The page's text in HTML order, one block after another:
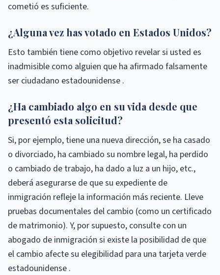
cometió es suficiente.
¿Alguna vez has votado en Estados Unidos?
Esto también tiene como objetivo revelar si usted es
inadmisible como alguien que ha afirmado falsamente
ser ciudadano estadounidense .
¿Ha cambiado algo en su vida desde que
presentó esta solicitud?
Si, por ejemplo, tiene una nueva dirección, se ha casado
o divorciado, ha cambiado su nombre legal, ha perdido
o cambiado de trabajo, ha dado a luz a un hijo, etc.,
deberá asegurarse de que su expediente de
inmigración refleje la información más reciente. Lleve
pruebas documentales del cambio (como un certificado
de matrimonio). Y, por supuesto, consulte con un
abogado de inmigración si existe la posibilidad de que
el cambio afecte su elegibilidad para una tarjeta verde
estadounidense .